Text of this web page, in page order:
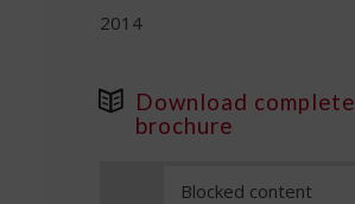
2014
Download complete
brochure
Blocked content